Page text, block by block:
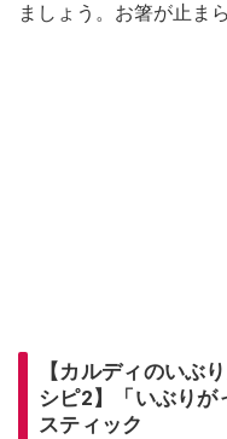
ましょう。お箸が止ま
【カルディのいぶ
シピ2】「いぶりが
スティック